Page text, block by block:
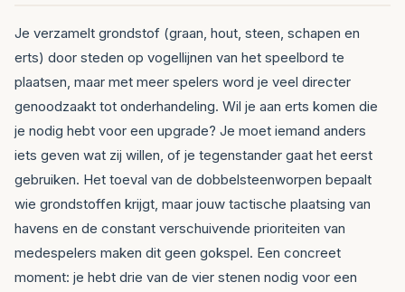
Je verzamelt grondstof (graan, hout, steen, schapen en
erts) door steden op vogellijnen van het speelbord te
plaatsen, maar met meer spelers word je veel directer
genoodzaakt tot onderhandeling. Wil je aan erts komen die
je nodig hebt voor een upgrade? Je moet iemand anders
iets geven wat zij willen, of je tegenstander gaat het eerst
gebruiken. Het toeval van de dobbelsteenworpen bepaalt
wie grondstoffen krijgt, maar jouw tactische plaatsing van
havens en de constant verschuivende prioriteiten van
medespelers maken dit geen gokspel. Een concreet
moment: je hebt drie van de vier stenen nodig voor een